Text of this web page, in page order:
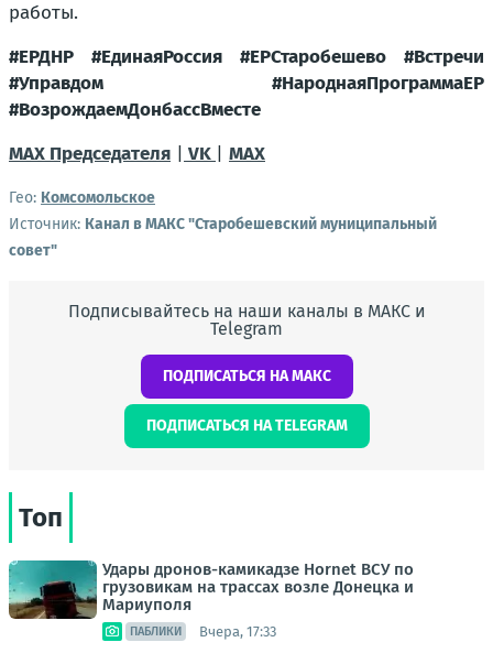
работы.
#ЕРДНР #ЕдинаяРоссия #ЕРСтаробешево #Встречи
#Управдом #НароднаяПрограммаЕР
#ВозрождаемДонбассВместе
МАХ Председателя
VK MAX
Гео: Комсомольское
Источник: Канал в МАКС "Старобешевский муниципальный
совет"
Подписывайтесь на наши каналы в МАКС и
Telegram
ПОДПИСАТЬСЯ НА МАКС
ПОДПИСАТЬСЯ НА TELEGRAM
Топ
Удары дронов-камикадзе Hornet ВСУ по
грузовикам на трассах возле Донецка и
Мариуполя
ПАБЛИКИ Вчера, 17:33